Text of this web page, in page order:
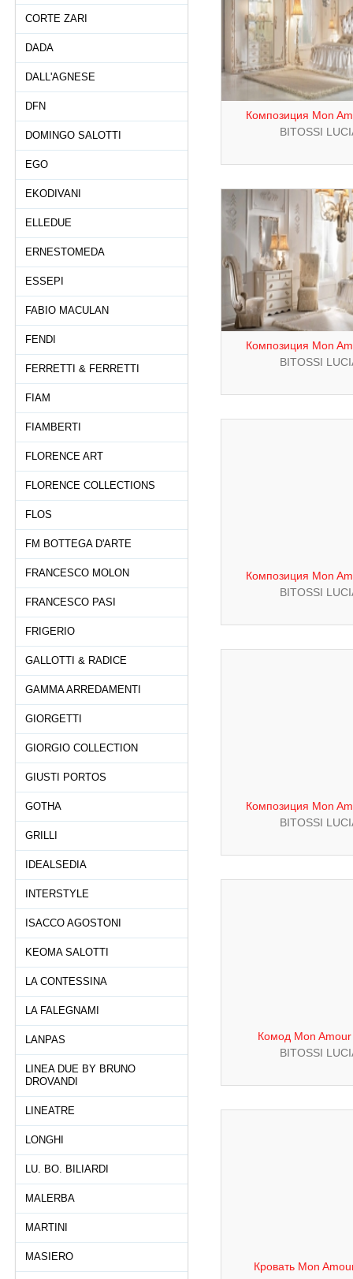
CORTE ZARI
DADA
DALL'AGNESE
DFN
DOMINGO SALOTTI
EGO
EKODIVANI
ELLEDUE
ERNESTOMEDA
ESSEPI
FABIO MACULAN
FENDI
FERRETTI & FERRETTI
FIAM
FIAMBERTI
FLORENCE ART
FLORENCE COLLECTIONS
FLOS
FM BOTTEGA D'ARTE
FRANCESCO MOLON
FRANCESCO PASI
FRIGERIO
GALLOTTI & RADICE
GAMMA ARREDAMENTI
GIORGETTI
GIORGIO COLLECTION
GIUSTI PORTOS
GOTHA
GRILLI
IDEALSEDIA
INTERSTYLE
ISACCO AGOSTONI
KEOMA SALOTTI
LA CONTESSINA
LA FALEGNAMI
LANPAS
LINEA DUE BY BRUNO
DROVANDI
LINEATRE
LONGHI
LU. BO. BILIARDI
MALERBA
MARTINI
MASIERO
Композиция Mon
BITOSSI
Композиция Mon
BITOSSI
Композиция Mon
BITOSSI
Композиция Mon
BITOSSI
Комод Mon
BITOSSI
Кровать Mon